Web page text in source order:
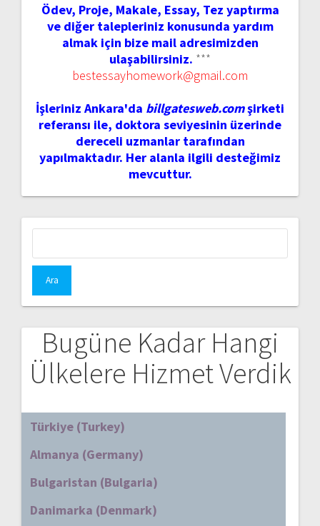
Ödev, Proje, Makale, Essay, Tez yaptırma
ve diğer talepleriniz konusunda yardım
almak için bize mail adresimizden
ulaşabilirsiniz. ***
bestessayhomework@gmail.com
İşleriniz Ankara'da billgatesweb.comşirketi
referansı ile, doktora seviyesinin üzerinde
dereceli uzmanlar tarafından
yapılmaktadır. Her alanla ilgili desteğimiz
mevcuttur.
Bugüne Kadar Hangi
Ülkelere Hizmet Verdik
Türkiye (Turkey)
Almanya (Germany)
Bulgaristan (Bulgaria)
Danimarka (Denmark)